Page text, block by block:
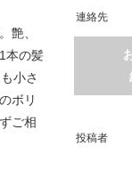
艶、
本の髪
小さ
ボリ
ご相
連絡先
投稿者